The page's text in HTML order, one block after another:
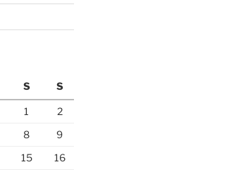
S S
1
2
8
9
15
16